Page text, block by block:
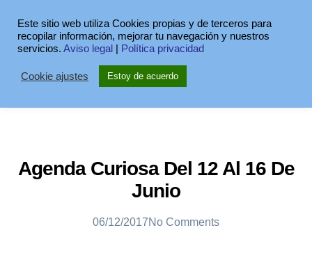
Agenda Curiosa Del 12 Al 16 De
Junio
06/12/2017No Comments
Este sitio web utiliza Cookies propias y de terceros para
recopilar información, mejorar tu navegación y nuestros
servicios. Aviso legal Política privacidad
Cookie ajustes Estoy de acuerdo